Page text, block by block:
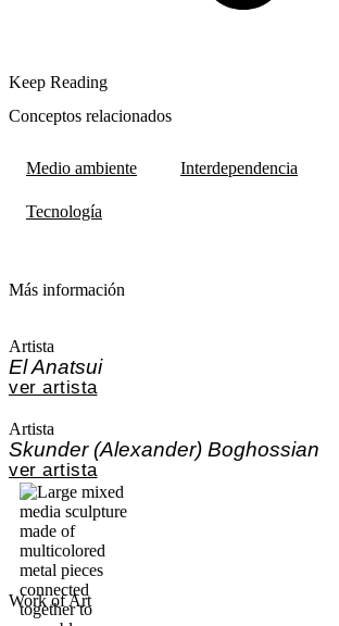
Keep Reading
Conceptos relacionados
Medio ambiente Interdependencia
Tecnología
Más información
Artista
El Anatsui
ver artista
Artista
Skunder (Alexander) Boghossian
ver artista
Work of Art